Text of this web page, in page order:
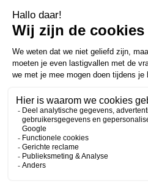
E-
mailadres
Inschrijven
FacebookInstagramLinkedInYouTubeSpotify
Copyright 2026